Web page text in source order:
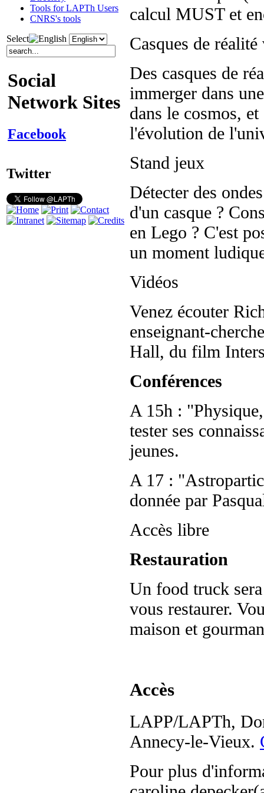
Tools for LAPTh Users
CNRS's tools
Select
Social
Network Sites
Facebook
Twitter
calcul MUST et
Casques de
Des casques de
immerger dans
dans le cosmos,
l'évolution de
Stand jeux
Détecter des
d'un casque ?
en Lego ? C'est
un moment
Vidéos
Venez écouter
enseignant-
Hall, du film
Conférences
A 15h :
tester ses
jeunes.
A 17 :
donnée par
Accès libre
Restauration
Un food truck
vous restaurer.
maison et
Accès
LAPP/LAPTh,
Annecy-le-Vieux.
Pour plus